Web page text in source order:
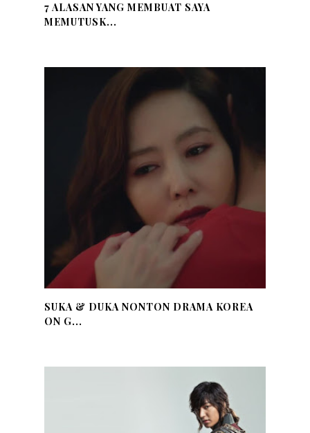
7 ALASAN YANG MEMBUAT SAYA
MEMUTUSK...
SUKA & DUKA NONTON DRAMA KOREA
ON G...